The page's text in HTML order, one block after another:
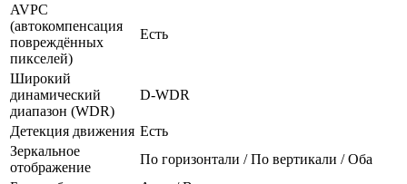
AVPC
(автокомпенсация
повреждённых
пикселей)
Есть
Широкий
динамический
диапазон (WDR)
D-WDR
Детекция движения Есть
Зеркальное
отображение
По горизонтали / По вертикали / Оба